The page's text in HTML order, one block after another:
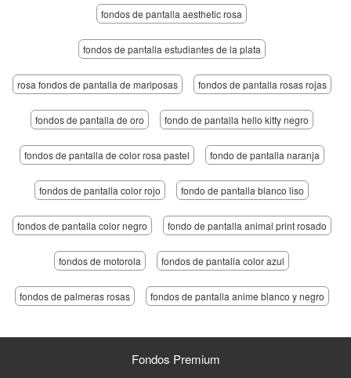
fondos de pantalla aesthetic rosa
fondos de pantalla estudiantes de la plata
rosa fondos de pantalla de mariposas fondos de pantalla rosas rojas
fondos de pantalla de oro fondo de pantalla hello kitty negro
fondos de pantalla de color rosa pastel fondo de pantalla naranja
fondos de pantalla color rojo fondo de pantalla blanco liso
fondos de pantalla color negro fondo de pantalla animal print rosado
fondos de motorola fondos de pantalla color azul
fondos de palmeras rosas fondos de pantalla anime blanco y negro
Fondos Premium